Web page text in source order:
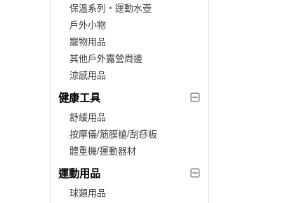
保溫系列‧運動水壺
戶外小物
寵物用品
其他戶外露營周邊
涼感用品
健康工具
舒緩用品
按摩儀/筋膜槍/刮痧板
體重機/運動器材
運動用品
球類用品